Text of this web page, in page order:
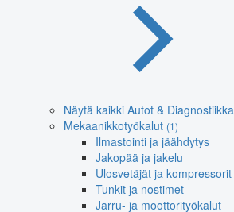
Näytä kaikki Autot & Diagnostiikka
Mekaanikkotyökalut (1)
Ilmastointi ja jäähdytys
Jakopää ja jakelu
Ulosvetäjät ja kompressorit
Tunkit ja nostimet
Jarru- ja moottorityökalut